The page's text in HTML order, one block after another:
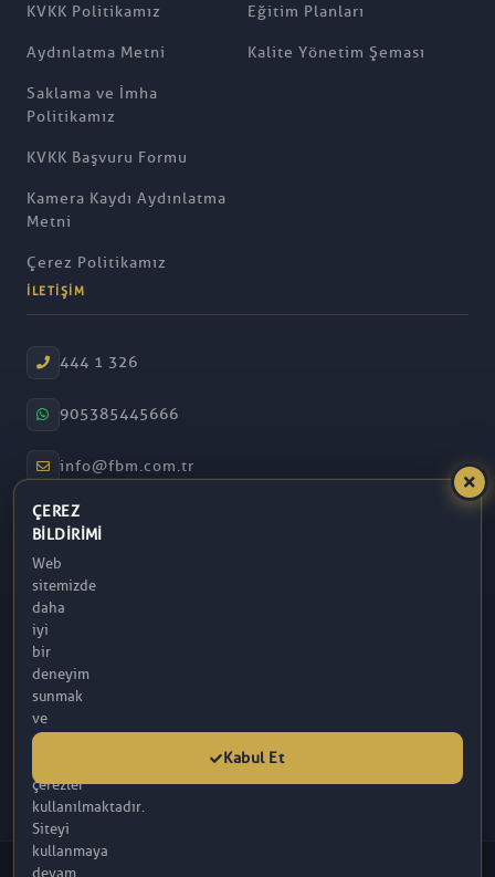
KVKK Politikamız
Aydınlatma Metni
Saklama ve İmha
Politikamız
KVKK Başvuru Formu
Kamera Kaydı Aydınlatma
Metni
Çerez Politikamız
Eğitim Planları
Kalite Yönetim Şeması
İLETIŞIM
444 1 326
905385445666
info@fbm.com.tr
08:30 – 17:30
Atakum / Samsun
© 2026 FBM. Tüm hakları saklıdır. İçerik, FBM (R) Tarafından
ÇEREZ
BILDIRIMI
Web
sitemizde
daha
iyi
bir
deneyim
sunmak
ve
analitik
çerezler
kullanılmaktadır.
Siteyi
kullanmaya
devam
Kabul Et